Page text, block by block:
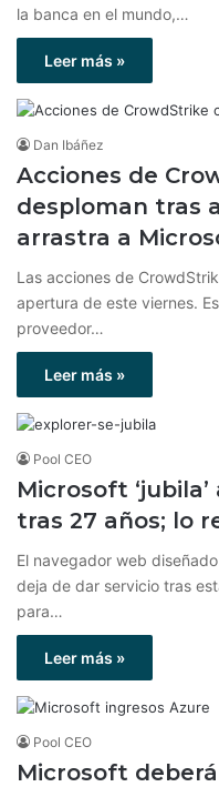
la banca en el mundo,…
Leer más »
Dan Ibáñez
Acciones de
desploman tras
arrastra a
Las acciones de
apertura de este viernes.
proveedor…
Leer más »
Pool CEO
Microsoft
tras 27 años; lo
El navegador web
deja de dar servicio tras
para…
Leer más »
Pool CEO
Microsoft